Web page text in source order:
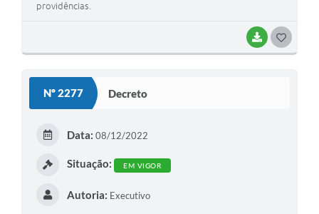
BAIXAR
providências.
Nº 2277 Decreto
Data: 08/12/2022
Situação: EM VIGOR
Autoria: Executivo